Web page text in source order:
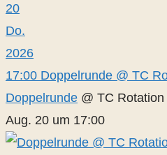
20
Do.
2026
17:00 Doppelrunde @ TC
Doppelrunde @ TC
Aug. 20 um 17:00